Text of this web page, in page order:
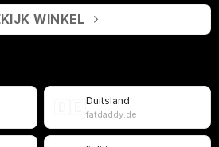
WINKEL
Duitsland
fatdaddy.de